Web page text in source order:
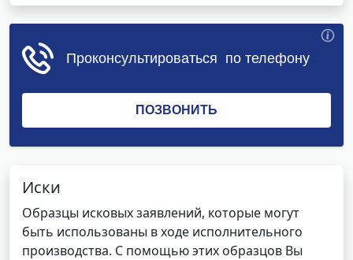
Иски
Образцы исковых заявлений, которые могут
быть использованы в ходе исполнительного
производства. С помощью этих образцов Вы